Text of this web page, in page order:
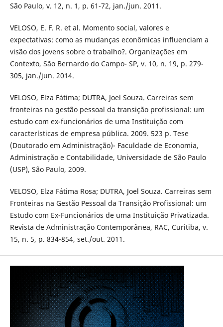
São Paulo, v. 12, n. 1, p. 61-72, jan./jun. 2011.
VELOSO, E. F. R. et al. Momento social, valores e
expectativas: como as mudanças econômicas influenciam a
visão dos jovens sobre o trabalho?. Organizações em
Contexto, São Bernardo do Campo- SP, v. 10, n. 19, p. 279-
305, jan./jun. 2014.
VELOSO, Elza Fátima; DUTRA, Joel Souza. Carreiras sem
fronteiras na gestão pessoal da transição profissional: um
estudo com ex-funcionários de uma Instituição com
características de empresa pública. 2009. 523 p. Tese
(Doutorado em Administração)- Faculdade de Economia,
Administração e Contabilidade, Universidade de São Paulo
(USP), São Paulo, 2009.
VELOSO, Elza Fátima Rosa; DUTRA, Joel Souza. Carreiras sem
Fronteiras na Gestão Pessoal da Transição Profissional: um
Estudo com Ex-Funcionários de uma Instituição Privatizada.
Revista de Administração Contemporânea, RAC, Curitiba, v.
15, n. 5, p. 834-854, set./out. 2011.